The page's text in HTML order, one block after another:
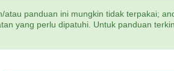
panduan ini mungkin tidak terpakai;
yang perlu dipatuhi. Untuk panduan